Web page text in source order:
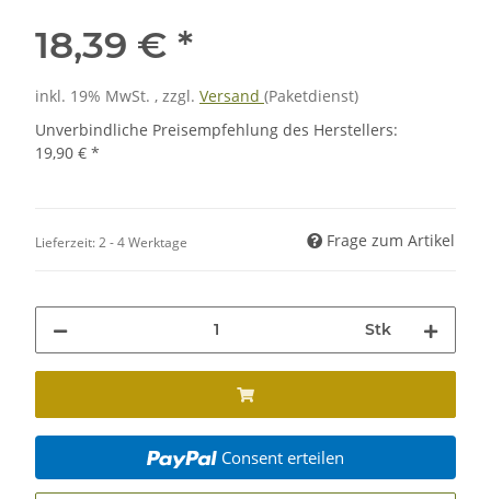
18,39 € *
inkl. 19% MwSt. , zzgl. Versand (Paketdienst)
Unverbindliche Preisempfehlung des Herstellers:
19,90 € *
Lieferzeit:2 - 4 Werktage Frage zum Artikel
Stk
Consent erteilen